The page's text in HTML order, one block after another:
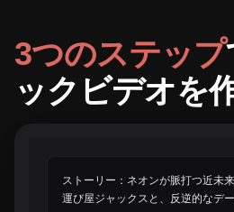
3つのステップ
ックビデオを